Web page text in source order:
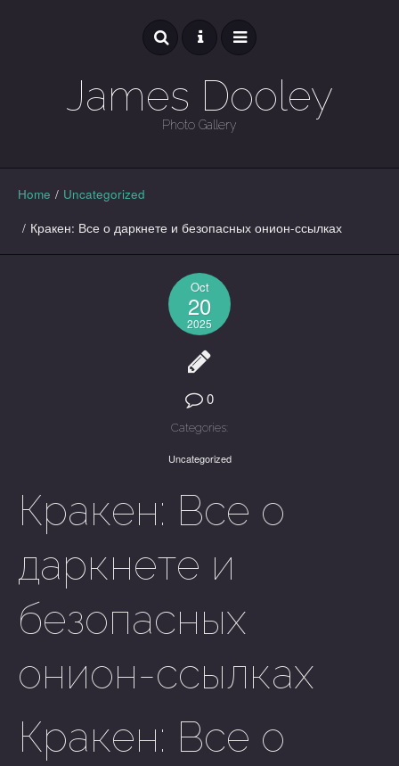
James Dooley
Photo Gallery
GALLERY
Home / Uncategorized
/ Кракен: Все о даркнете и безопасных онион-ссылках
Oct
20
2025
0
Categories:
Uncategorized
Кракен: Все о
даркнете и
безопасных
онион-ссылках
Кракен: Все о